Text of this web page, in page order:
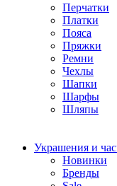
Перчатки
Платки
Пояса
Пряжки
Ремни
Чехлы
Шапки
Шарфы
Шляпы
Украшения и
Новинки
Бренды